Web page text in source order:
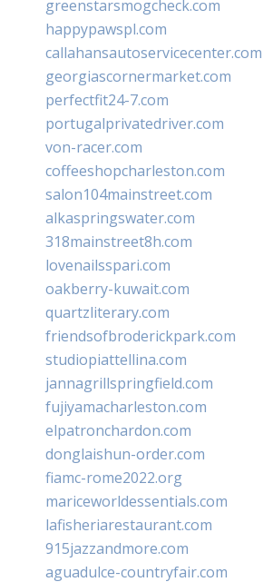
greenstarsmogcheck.com
happypawspl.com
callahansautoservicecenter.com
georgiascornermarket.com
perfectfit24-7.com
portugalprivatedriver.com
von-racer.com
coffeeshopcharleston.com
salon104mainstreet.com
alkaspringswater.com
318mainstreet8h.com
lovenailsspari.com
oakberry-kuwait.com
quartzliterary.com
friendsofbroderickpark.com
studiopiattellina.com
jannagrillspringfield.com
fujiyamacharleston.com
elpatronchardon.com
donglaishun-order.com
fiamc-rome2022.org
mariceworldessentials.com
lafisheriarestaurant.com
915jazzandmore.com
aguadulce-countryfair.com